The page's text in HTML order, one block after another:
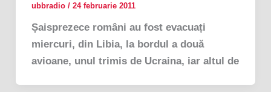
ubbradio / 24 februarie 2011
Șaisprezece români au fost evacuați
miercuri, din Libia, la bordul a două
avioane, unul trimis de Ucraina, iar altul de